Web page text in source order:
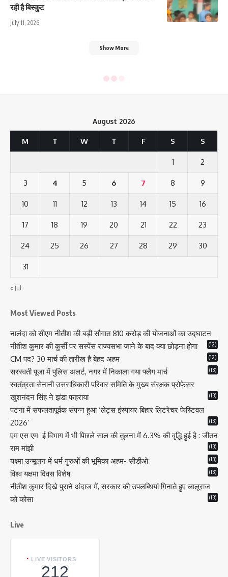
रही है बिस्कुट
July 11, 2026
Show More
August 2026
M T W T F S S
1 2
3 4 5 6 7 8 9
10 11 12 13 14 15 16
17 18 19 20 21 22 23
24 25 26 27 28 29 30
31
« Jul
Most Viewed Posts
नालंदा को सीएम नीतीश की बड़ी सौगात 810 करोड़ की योजनाओं का उद्घाटन
(12)
नीतीश कुमार की कुर्सी पर सस्पेंस राज्यसभा जाने के बाद क्या छोड़ना होगा
CM पद? 30 मार्च की तारीख है बेहद अहम
(12)
सरस्वती पूजा में पुलिस अलर्ट, नगर में निकाला गया फ्लैग मार्च (13)
स्वतंत्रता सेनानी उत्तराधिकारी परिवार समिति के मुख्य संरक्षक प्रोफेसर
खुशनंदन सिंह ने झंडा फहराया
(13)
पटना में सफलतापूर्वक संपन्न हुआ ‘लेट्स इंस्पायर बिहार लिटरेचर फेस्टिवल
2026’
(13)
एम एस एम ई विभाग में भी पिछले साल की तुलना में 6.3% की वृद्धि हुई है : जीतन
राम मांझी
(13)
यक्ष्मा उन्मूलन में धर्म गुरुओं की भूमिका अहम- सीडीओ (13)
विश्व यक्षमा दिवस विशेष (13)
नीतीश कुमार दिखे पुराने अंदाज में, सरकार की उपलब्धियां गिनाते हुए लालूराज
को कोसा
(13)
Live
LIVE VISITORS
212